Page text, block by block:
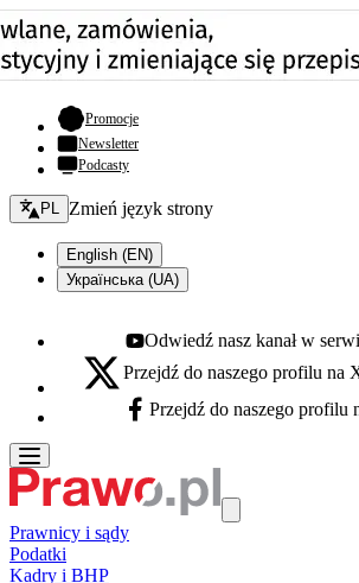
Promocje- otwiera się w nowej karcie
Newsletter
Podcasty
Zmień język - bieżący:
PL Zmień język strony
English (EN)
Українська (UA)
Youtube - otwiera się w nowej karcie
Odwiedź nasz kanał w
X - otwiera się w nowej karcie
Przejdź do naszego profilu na
Facebook - otwiera się w nowej karcie
Przejdź do naszego profilu
Prawnicy i sądy
Podatki
Kadry i BHP